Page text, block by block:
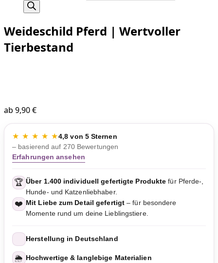
Weideschild Pferd | Wertvoller
Tierbestand
ab 9,90€
★ ★ ★ ★ ★4,8 von 5 Sternen
– basierend auf 270 Bewertungen
Erfahrungen ansehen
🏆 Über 1.400 individuell gefertigte Produkte für Pferde-,
Hunde- und Katzenliebhaber.
❤️ Mit Liebe zum Detail gefertigt – für besondere
Momente rund um deine Lieblingstiere.
Herstellung in Deutschland
🌦️ Hochwertige & langlebige Materialien